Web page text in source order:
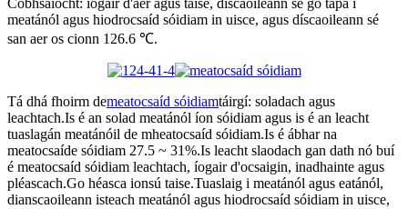
meatánól agus hiodrocsaíd sóidiam in uisce, agus díscaoileann sé
san aer os cionn 126.6 ℃.
Tá dhá fhoirm demeatocsaíd sóidiamtáirgí: soladach agus
leachtach.Is é an solad meatánól íon sóidiam agus is é an leacht
tuaslagán meatánóil de mheatocsaíd sóidiam.Is é ábhar na
meatocsaíde sóidiam 27.5 ~ 31%.Is leacht slaodach gan dath nó buí
é meatocsaíd sóidiam leachtach, íogair d'ocsaigin, inadhainte agus
pléascach.Go héasca ionsú taise.Tuaslaig i meatánól agus eatánól,
dianscaoileann isteach meatánól agus hiodrocsaíd sóidiam in uisce,